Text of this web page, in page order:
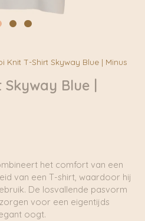
Knit T-Shirt Skyway Blue | Minus
Blue |
het comfort van een
van een T-shirt, waardoor hij
De losvallende pasvorm
voor een eigentijds
oogt.